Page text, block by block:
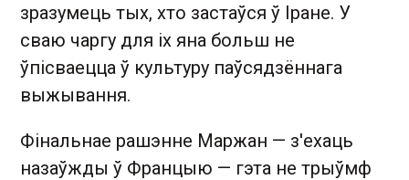
зразумець тых, хто застаўся ў Іране. У
сваю чаргу для іх яна больш не
ўпісваецца ў культуру паўсядзённага
выжывання.
Фінальнае рашэнне Маржан — з'ехаць
назаўжды ў Францыю — гэта не трыўмф